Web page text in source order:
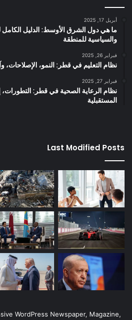
أبريل 17, 2025
ما هي دول الشرق الأوسط: الدليل الكامل
والسياسية للمنطقة
فبراير 26, 2025
نظام التعليم في قطر: النمو، الإصلاحات،
فبراير 27, 2025
نظام الرعاية الصحية في قطر: التطورات،
المستقبلية
Last Modified Posts
WordPress Newspaper, Magazine,